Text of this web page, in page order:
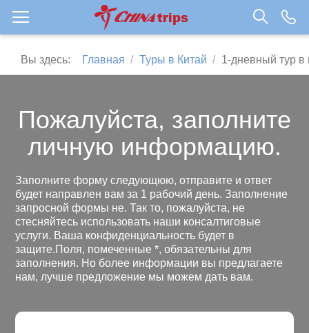
Вы здесь: Главная Туры в Китай 1-дневный тур в
Пожалуйста, заполните
личную информацию.
Заполните форму следующюю, отправите и ответ
будет направлен вам за 1 рабочий день. Заполнение
запросной формы не. Так то, пожалуйста, не
стесняйтесь использовать наши консалтиговые
услуги. Ваша конфиденциальность будет в
защите.Поля, помеченные *, обязательны для
заполнения. Но более информации вы предлагаете
нам, лучше предложение мы можем дать вам.